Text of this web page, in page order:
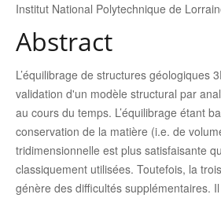
Consortium
Contact us
Institut National Polytechnique de
Abstract
L’équilibrage de structures géologiques
validation d'un modèle structural par
au cours du temps. L’équilibrage étant
conservation de la matière (i.e. de
tridimensionnelle est plus satisfaisante
classiquement utilisées. Toutefois, la
génère des difficultés supplémentaires.